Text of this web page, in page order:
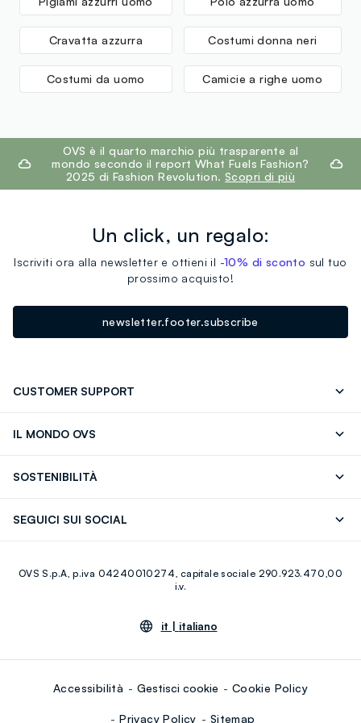
Cravatta azzurra Costumi donna neri
Costumi da uomo Camicie a righe uomo
footer.ariatitleOVS è il quarto marchio più trasparente al
mondo secondo il report What Fuels Fashion?
2025 di Fashion Revolution. Scopri di più
Un click, un regalo:
Iscriviti ora alla newsletter e ottieni il -10% di sconto sul tuo
prossimo acquisto!
newsletter.footer.subscribe
CUSTOMER SUPPORT
IL MONDO OVS
Giftcard
SOSTENIBILITÀ
SEGUICI SUI SOCIAL
Youtube Linkedin
OVS S.p.A, p.iva 04240010274, capitale sociale 290.923.470,00
i.v.
it | italiano
Accessibilità Gestisci cookie Cookie Policy
Privacy Policy Sitemap